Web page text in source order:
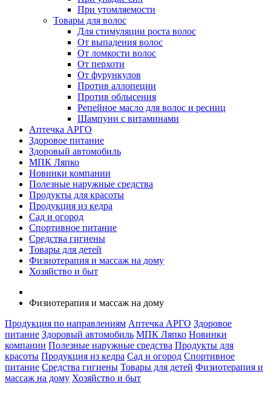
При утомляемости
Товары для волос
Для стимуляции роста волос
От выпадения волос
От ломкости волос
От перхоти
От фурункулов
Против аллопеции
Против облысения
Репейное масло для волос и ресниц
Шампуни с витаминами
Аптечка АРГО
Здоровое питание
Здоровый автомобиль
МПК Ляпко
Новинки компании
Полезные наружные средства
Продукты для красоты
Продукция из кедра
Сад и огород
Спортивное питание
Средства гигиены
Товары для детей
Физиотерапия и массаж на дому
Хозяйство и быт
Физиотерапия и массаж на дому
Продукция по направлениям Аптечка АРГО Здоровое
питание Здоровый автомобиль МПК Ляпко Новинки
компании Полезные наружные средства Продукты для
красоты Продукция из кедра Сад и огород Спортивное
питание Средства гигиены Товары для детей Физиотерапия и
массаж на дому Хозяйство и быт